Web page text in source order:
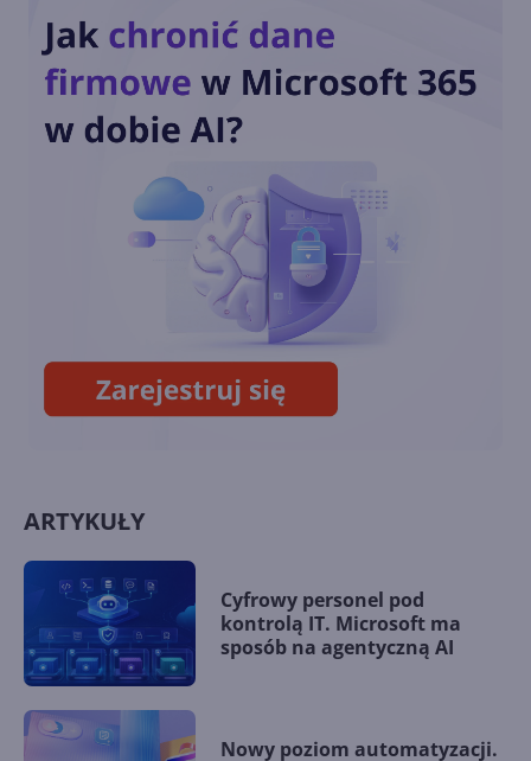
Dodawanie tekstu
Dodawanie i dostosowywanie
ścieżki dźwiękowej
ARTYKUŁY
Cyfrowy personel pod
kontrolą IT. Microsoft ma
sposób na agentyczną AI
Nowy poziom automatyzacji.